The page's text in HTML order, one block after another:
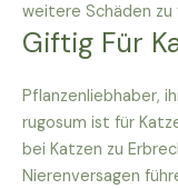
weitere Schäden zu
Giftig Für
Pflanzenliebhaber,
rugosum ist für
bei Katzen zu
Nierenversagen